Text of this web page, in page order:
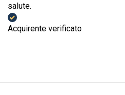
salute.
Acquirente verificato